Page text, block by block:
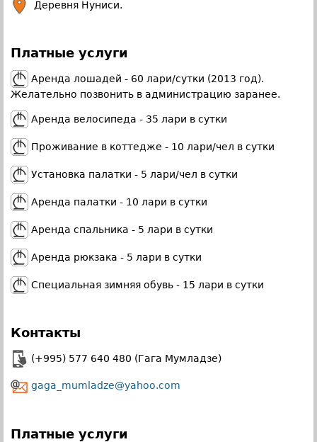
Деревня Нуниси.
Платные услуги
Аренда лошадей - 60 лари/сутки (2013 год).
Желательно позвонить в администрацию заранее.
Аренда велосипеда - 35 лари в сутки
Проживание в коттедже - 10 лари/чел в сутки
Установка палатки - 5 лари/чел в сутки
Аренда палатки - 10 лари в сутки
Аренда спальника - 5 лари в сутки
Аренда рюкзака - 5 лари в сутки
Специальная зимняя обувь - 15 лари в сутки
Контакты
(+995) 577 640 480 (Гага Мумладзе)
gaga_mumladze@yahoo.com
Платные услуги